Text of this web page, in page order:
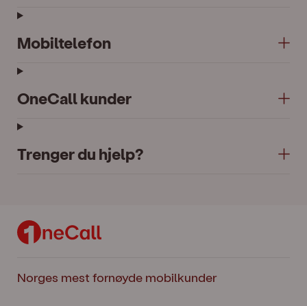
Mobiltelefon
OneCall kunder
Trenger du hjelp?
Norges mest fornøyde mobilkunder